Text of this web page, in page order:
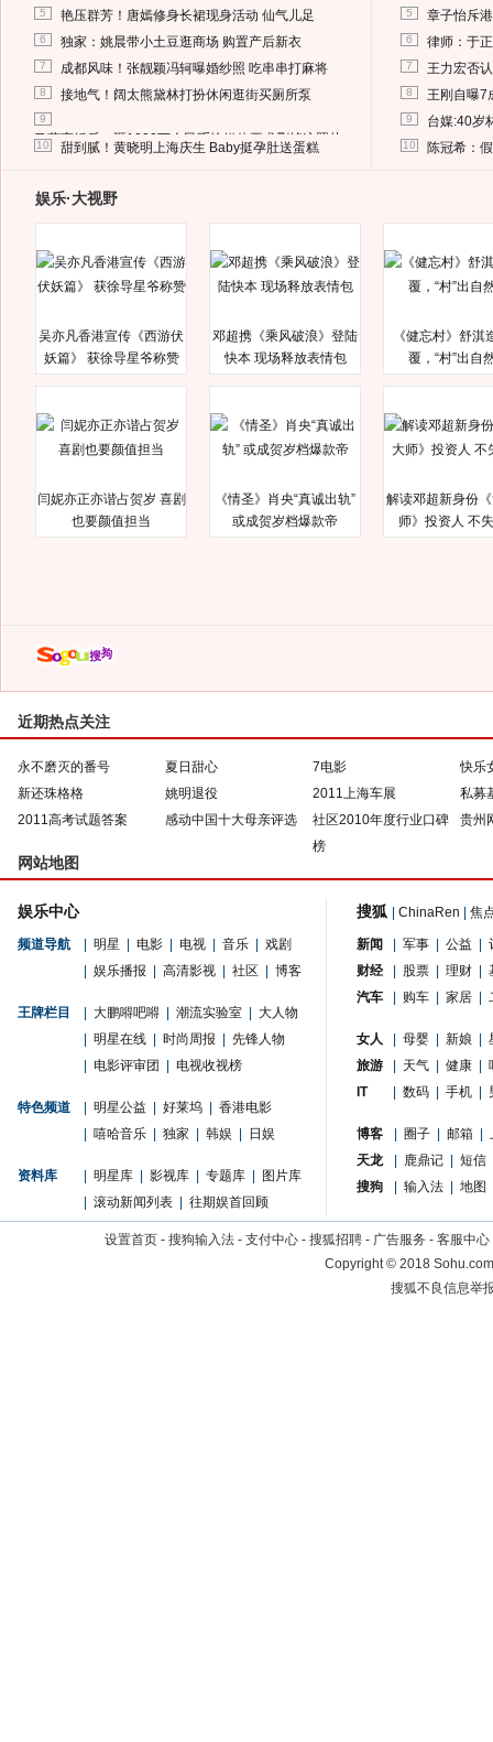
5 艳压群芳！唐嫣修身长裙现身活动 仙气儿足
6 独家：姚晨带小土豆逛商场 购置产后新衣
7 成都风味！张靓颖冯轲曝婚纱照 吃串串打麻将
8 接地气！阔太熊黛林打扮休闲逛街买厕所泵
9
马蓉离婚后，砸1000万人民币给媒体要求删掉这照片
10 甜到腻！黄晓明上海庆生 Baby挺孕肚送蛋糕
5 章子怡斥
6 律师：于
7 王力宏否
8 王刚自曝7
9 台媒:40岁
10 陈冠希：
娱乐·大视野
吴亦凡香港宣传《西游伏
妖篇》 获徐导星爷称赞
邓超携《乘风破浪》登陆
快本 现场释放表情包
《健忘村》舒淇
覆，“村”出自
闫妮亦正亦谐占贺岁 喜剧
也要颜值担当
《情圣》肖央“真诚出轨”
或成贺岁档爆款帝
解读邓超新身份
师》投资人 不
近期热点关注
永不磨灭的番号 夏日甜心 7电影
快乐
新还珠格格
姚明退役 2011上海车展
私募
2011高考试题答案
感动中国十大母亲评选
社区2010年度行业口碑
榜
贵州
网站地图
娱乐中心
频道导航 明星 电影 电视 音乐
戏剧
娱乐播报 高清影视 社区 博客
王牌栏目 大鹏嘚吧嘚 潮流实验室
大人物
明星在线 时尚周报
先锋人物
电影评审团 电视收视榜
特色频道 明星公益 好莱坞
香港电影
嘻哈音乐 独家 韩娱 日娱
资料库 明星库 影视库 专题库
图片库
滚动新闻列表 往期娱首回顾
搜狐 ChinaRen 焦
新闻 军事 公益
财经
股票 理财
汽车
购车 家居
女人 母婴 新娘
旅游
天气 健康
IT
数码 手机
博客 圈子 邮箱
天龙
鹿鼎记
短信
搜狗
输入法 地图
设置首页 - 搜狗输入法 - 支付中心 - 搜狐招聘 - 广告服务 - 客服中心
Copyright©2018
搜狐不良信息举